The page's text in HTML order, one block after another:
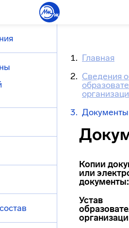
Главная
Сведения
Документы
Копии
или
документы:
Устав